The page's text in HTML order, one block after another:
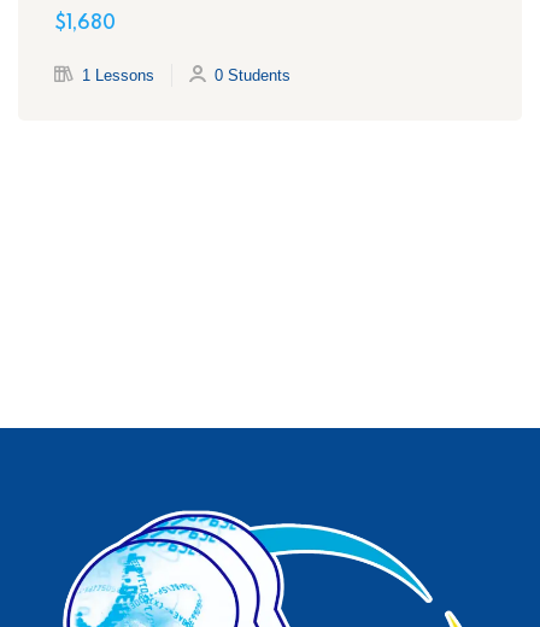
$1,680
1 Lessons 0 Students